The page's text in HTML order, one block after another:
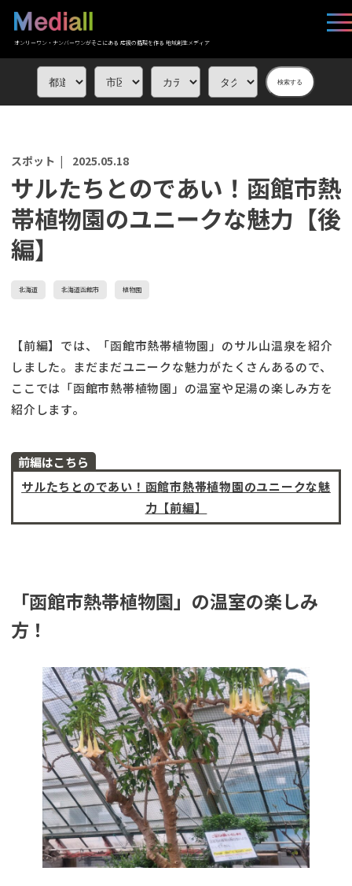
オンリーワン・ナンバーワンがそこにある 応援の循環を作る 地域創生メディア
検索する
スポット | 2025.05.18
サルたちとのであい！函館市熱
帯植物園のユニークな魅力【後
編】
北海道 北海道函館市 植物園
【前編】では、「函館市熱帯植物園」のサル山温泉を紹介
しました。まだまだユニークな魅力がたくさんあるので、
ここでは「函館市熱帯植物園」の温室や足湯の楽しみ方を
紹介します。
前編はこちら
サルたちとのであい！函館市熱帯植物園のユニークな魅
力【前編】
「函館市熱帯植物園」の温室の楽しみ
方！